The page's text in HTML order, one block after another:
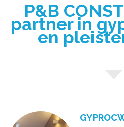
P&B
partner in
en